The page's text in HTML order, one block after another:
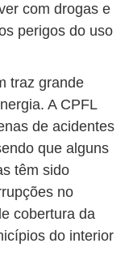
com drogas e
perigos do uso
traz grande
A CPFL
de acidentes
que alguns
têm sido
no
cobertura da
do interior